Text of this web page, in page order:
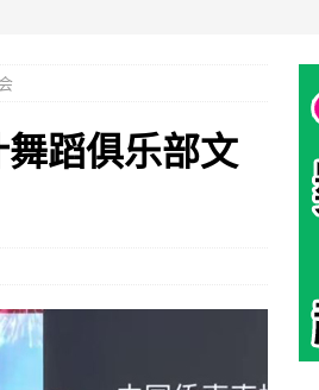
蹈俱乐部文